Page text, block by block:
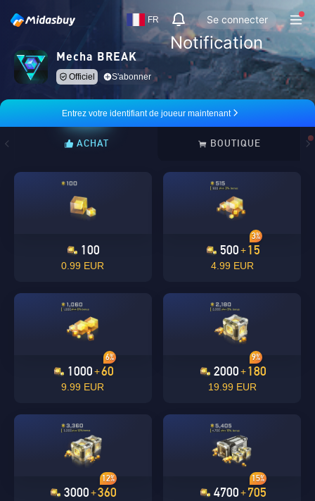
FR
Notification
Se connecter
Mecha BREAK
Officiel S'abonner
Entrez votre identifiant de joueur maintenant
ACHAT BOUTIQUE
100
0.99 EUR
500+ 15
3%
4.99 EUR
1000+60
6%
9.99 EUR
2000+ 180
9%
19.99 EUR
3000 +360
12%
4700+ 705
15%